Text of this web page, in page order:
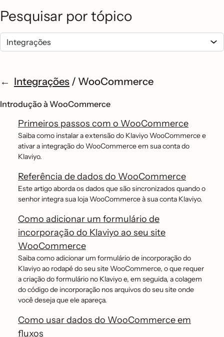
Pesquisar por tópico
Integrações / WooCommerce
Introdução à WooCommerce
Primeiros passos com o WooCommerce
Saiba como instalar a extensão do Klaviyo WooCommerce e
ativar a integração do WooCommerce em sua conta do
Klaviyo.
Referência de dados do WooCommerce
Este artigo aborda os dados que são sincronizados quando o
senhor integra sua loja WooCommerce à sua conta Klaviyo.
Como adicionar um formulário de
incorporação do Klaviyo ao seu site
WooCommerce
Saiba como adicionar um formulário de incorporação do
Klaviyo ao rodapé do seu site WooCommerce, o que requer
a criação do formulário no Klaviyo e, em seguida, a colagem
do código de incorporação nos arquivos do seu site onde
você deseja que ele apareça.
Como usar dados do WooCommerce em
fluxos